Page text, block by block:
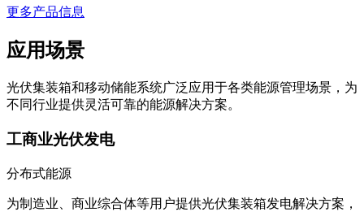
更多产品信息
应用场景
光伏集装箱和移动储能系统广泛应用于各类能源管理场景，为
不同行业提供灵活可靠的能源解决方案。
工商业光伏发电
分布式能源
为制造业、商业综合体等用户提供光伏集装箱发电解决方案，